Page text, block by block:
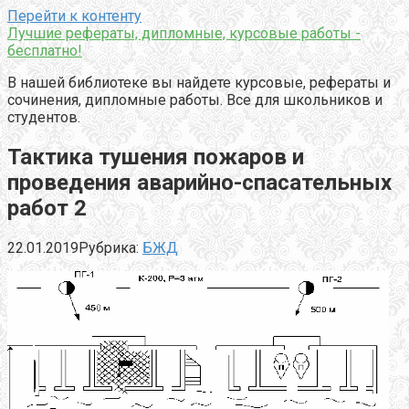
Перейти к контенту
Лучшие рефераты, дипломные, курсовые работы -
бесплатно!
В нашей библиотеке вы найдете курсовые, рефераты и
сочинения, дипломные работы. Все для школьников и
студентов.
Тактика тушения пожаров и
проведения аварийно-спасательных
работ 2
22.01.2019Рубрика: БЖД